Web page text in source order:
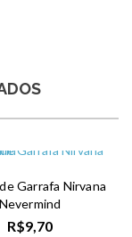
Garrafa Nirvana
Nevermind
R$9,70